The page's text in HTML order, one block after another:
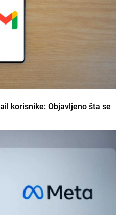
korisnike: Objavljeno šta se